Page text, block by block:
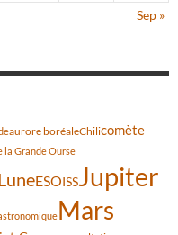
Sep »
aurore boréaleChilicomète
la Grande Ourse
ESOISSJupiter
Mars